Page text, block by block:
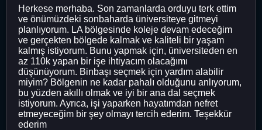
Herkese merhaba. Son zamanlarda orduyu terk ettim
ve önümüzdeki sonbaharda üniversiteye gitmeyi
planlıyorum. LA bölgesinde koleje devam edeceğim
ve gerçekten bölgede kalmak ve kaliteli bir yaşam
kalmış istiyorum. Bunu yapmak için, üniversiteden en
az 110k yapan bir işe ihtiyacım olacağımı
düşünüyorum. Binbaşı seçmek için yardım alabilir
miyim? Bölgenin ne kadar pahalı olduğunu anlıyorum,
bu yüzden akıllı olmak ve iyi bir ana dal seçmek
istiyorum. Ayrıca, işi yaparken hayatımdan nefret
etmeyeceğim bir şey olmayı tercih ederim. Teşekkür
ederim